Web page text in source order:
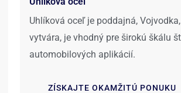
Uhlíková oceľ je poddajná,
vytvára, je vhodný pre širokú škálu
automobilových aplikácií.
ZÍSKAJTE OKAMŽITÚ PONUKU